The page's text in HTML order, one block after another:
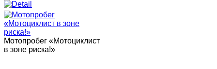
Мотопробег «Мотоциклист
в зоне риска!»